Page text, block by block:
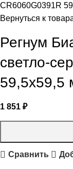
СR6060G0391R
Вернуться к
Регнум
светло-
59,5х59,5
1 851 ₽
Сравнить